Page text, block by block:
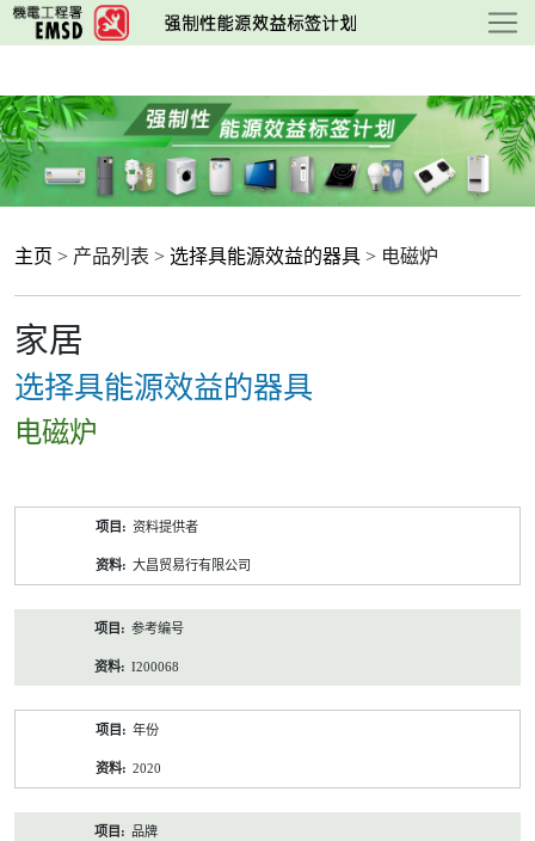
跳
至
要
内
容
主页 > 产品列表 > 选择具能源效益的器具 > 电磁炉
家居
选择具能源效益的器具
电磁炉
资料提供者
大昌贸易行有限公司
参考编号
I200068
年份
2020
品牌